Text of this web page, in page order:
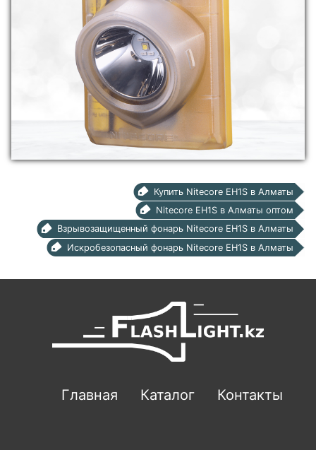
Купить Nitecore EH1S в Алматы
Nitecore EH1S в Алматы оптом
Взрывозащищенный фонарь Nitecore EH1S в Алматы
Искробезопасный фонарь Nitecore EH1S в Алматы
Главная Каталог Контакты